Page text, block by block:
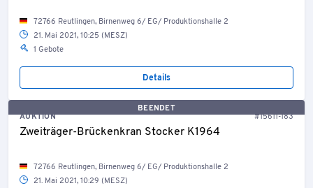
72766 Reutlingen, Birnenweg 6/ EG/ Produktionshalle 2
21. Mai 2021, 10:25 (MESZ)
1 Gebote
Details
BEENDET
AUKTION
#15611-183
Zweiträger-Brückenkran Stocker K1964
72766 Reutlingen, Birnenweg 6/ EG/ Produktionshalle 2
21. Mai 2021, 10:29 (MESZ)